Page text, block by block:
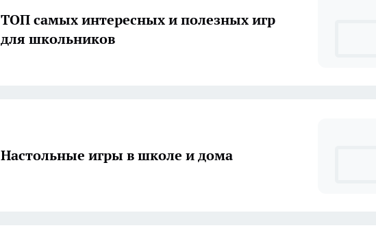
ТОП самых интересных и полезных игр
для школьников
Настольные игры в школе и дома